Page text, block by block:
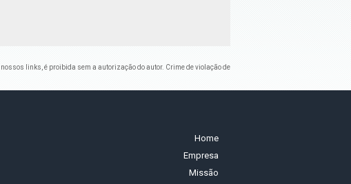
links, é proibida sem a autorização do autor. Crime de violação de
Home
Empresa
Missão